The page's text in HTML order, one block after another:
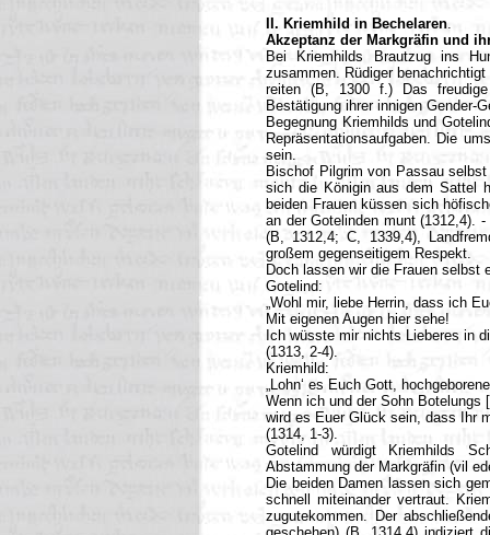
II. Kriemhild in Bechelaren.
Akzeptanz der Markgräfin und
Bei Kriemhilds Brautzug ins
zusammen. Rüdiger
reiten (B, 1300 f.) Das
Bestätigung ihrer innigen Gender-
Begegnung Kriemhilds und
Repräsentationsaufgaben. Die
sein.
Bischof Pilgrim von Passau
sich die Königin aus dem Sattel
beiden Frauen küssen sich
an der Gotelinden munt (1312,4).
(B, 1312,4; C, 1339,4),
großem gegenseitigem Respekt.
Doch lassen wir die Frauen selbst
Gotelind:
„Wohl mir, liebe Herrin, dass ich
Mit eigenen Augen hier sehe!
Ich wüsste mir nichts Lieberes in
(1313, 2-4).
Kriemhild:
„Lohn‘ es Euch Gott,
Wenn ich und der Sohn Botelungs
wird es Euer Glück sein, dass Ihr
(1314, 1-3).
Gotelind würdigt Kriemhilds
Abstammung der Markgräfin (vil
Die beiden Damen lassen sich
schnell miteinander vertraut.
zugutekommen. Der